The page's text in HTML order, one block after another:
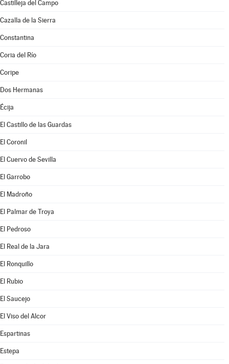
Castilleja del Campo
Cazalla de la Sierra
Constantina
Coria del Río
Coripe
Dos Hermanas
Écija
El Castillo de las Guardas
El Coronil
El Cuervo de Sevilla
El Garrobo
El Madroño
El Palmar de Troya
El Pedroso
El Real de la Jara
El Ronquillo
El Rubio
El Saucejo
El Viso del Alcor
Espartinas
Estepa